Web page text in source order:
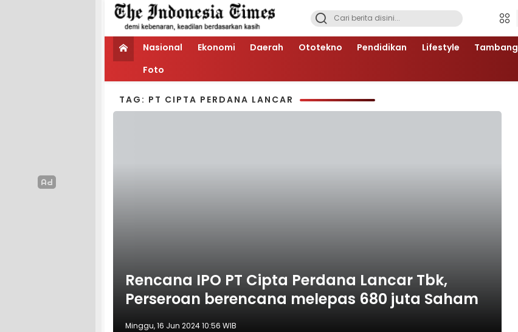
Nasional Ekonomi Daerah Ototekno Pendidikan Lifestyle Tambang
Foto
TAG: PT CIPTA PERDANA LANCAR
Rencana IPO PT Cipta Perdana Lancar Tbk,
Perseroan berencana melepas 680 juta Saham
Minggu, 16 Jun 2024 10:56 WIB